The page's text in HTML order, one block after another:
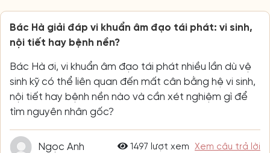
Bác Hà giải đáp vi khuẩn âm đạo tái phát: vi sinh,
nội tiết hay bệnh nền?
Bác Hà ơi, vi khuẩn âm đạo tái phát nhiều lần dù vệ
sinh kỹ có thể liên quan đến mất cân bằng hệ vi sinh,
nội tiết hay bệnh nền nào và cần xét nghiệm gì để
tìm nguyên nhân gốc?
Ngọc Anh 1497 lượt xem Xem câu trả lời